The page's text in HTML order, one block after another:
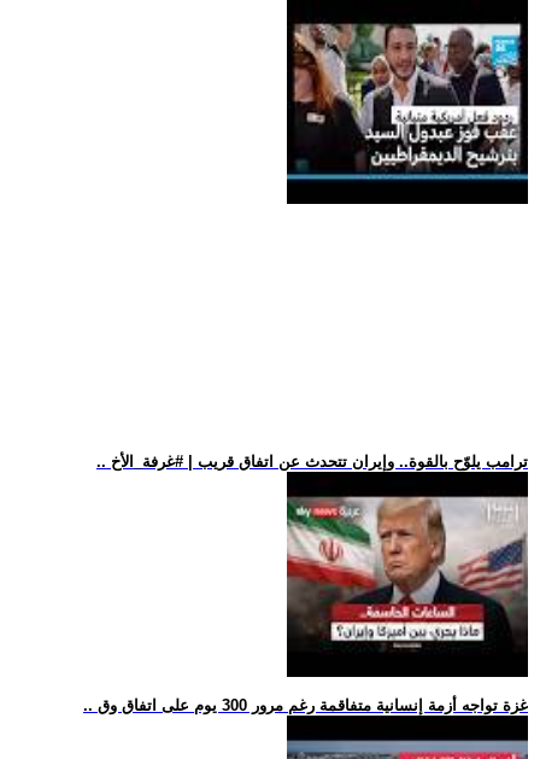
.. ترامب يلوّح بالقوة.. وإيران تتحدث عن اتفاق قريب | #غرفة_الأخ
.. غزة تواجه أزمة إنسانية متفاقمة رغم مرور 300 يوم على اتفاق وق